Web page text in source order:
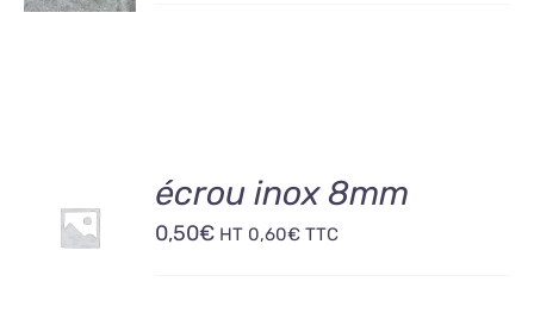
DÉTAILS
AU
PANIER
écrou inox 8mm
0,50€ HT 0,60€ TTC